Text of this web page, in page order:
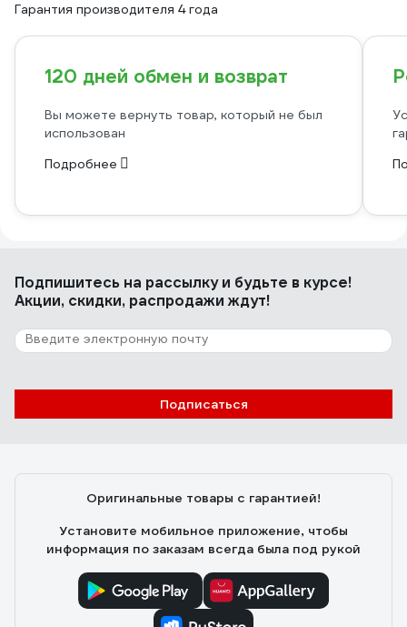
Гарантия производителя 4 года
120 дней обмен и возврат
Вы можете вернуть товар, который не был
использован
Подробнее
Подпишитесь на рассылкуи будьте в курсе!
Акции, скидки, распродажи ждут!
Подписаться
Оригинальные товары с гарантией!
Установите мобильное приложение, чтобы
информация по заказам всегда была под рукой